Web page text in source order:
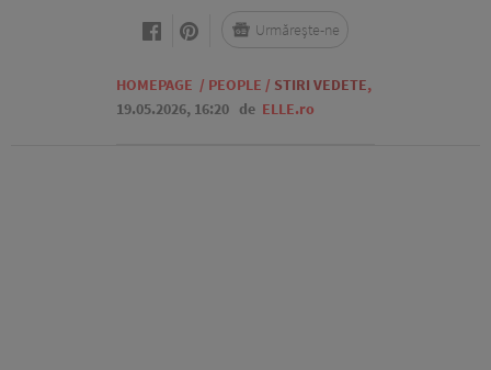
HOMEPAGE / PEOPLE / STIRI VEDETE,
19.05.2026, 16:20 de ELLE.ro
Urmărește-ne